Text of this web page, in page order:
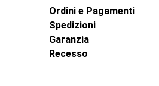
Ordini e Pagamenti
Spedizioni
Garanzia
Recesso